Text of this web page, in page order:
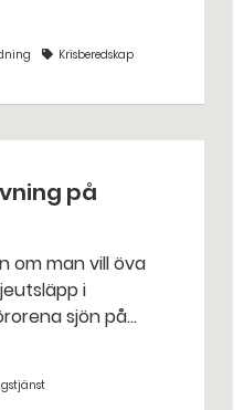
och hot
i detKrisberedskap
på
i
sjön på
närmare